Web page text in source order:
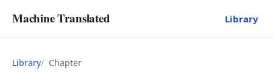
Machine Translated Library
Library Chapter